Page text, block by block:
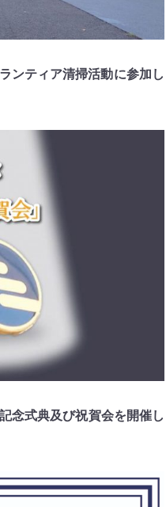
ンティア清掃活動に参加し
念式典及び祝賀会を開催し